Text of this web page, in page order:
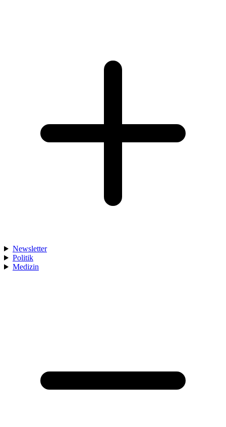
Newsletter
Politik
Medizin